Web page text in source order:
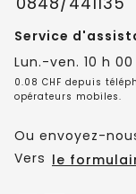
Service
Lun.-ven. 10 h 00
0.08 CHF depuis
opérateurs mobiles.
Ou envoyez-
Vers le